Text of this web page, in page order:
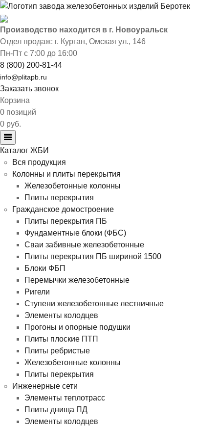
Производство находится в г. Новоуральск
Отдел продаж: г. Курган, Омская ул., 146
Пн-Пт с 7:00 до 16:00
8 (800) 200-81-44
info@plitapb.ru
Заказать звонок
Корзина
0 позиций
0 руб.
Каталог ЖБИ
Вся продукция
Колонны и плиты перекрытия
Железобетонные колонны
Плиты перекрытия
Гражданское домостроение
Плиты перекрытия ПБ
Фундаментные блоки (ФБС)
Сваи забивные железобетонные
Плиты перекрытия ПБ шириной 1500
Блоки ФБП
Перемычки железобетонные
Ригели
Ступени железобетонные лестничные
Элементы колодцев
Прогоны и опорные подушки
Плиты плоские ПТП
Плиты ребристые
Железобетонные колонны
Плиты перекрытия
Инженерные сети
Элементы теплотрасс
Плиты днища ПД
Элементы колодцев